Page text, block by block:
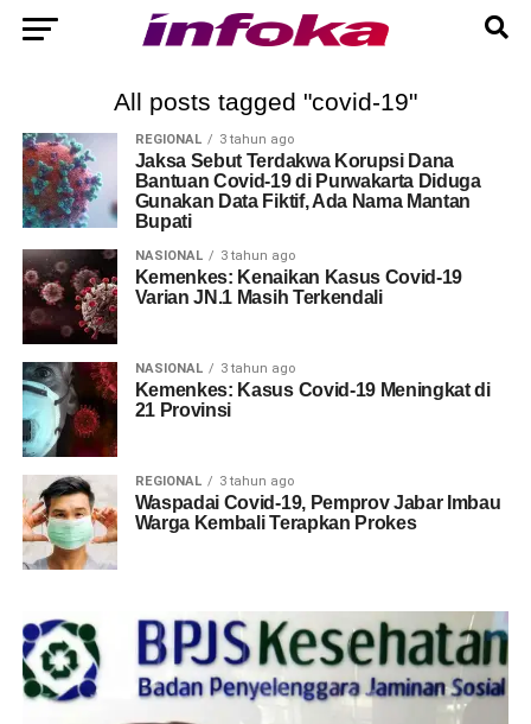
All posts tagged "covid-19"
REGIONAL 3 tahun ago
Jaksa Sebut Terdakwa Korupsi Dana
Bantuan Covid-19 di Purwakarta Diduga
Gunakan Data Fiktif, Ada Nama Mantan
Bupati
NASIONAL 3 tahun ago
Kemenkes: Kenaikan Kasus Covid-19
Varian JN.1 Masih Terkendali
NASIONAL 3 tahun ago
Kemenkes: Kasus Covid-19 Meningkat di
21 Provinsi
REGIONAL 3 tahun ago
Waspadai Covid-19, Pemprov Jabar Imbau
Warga Kembali Terapkan Prokes